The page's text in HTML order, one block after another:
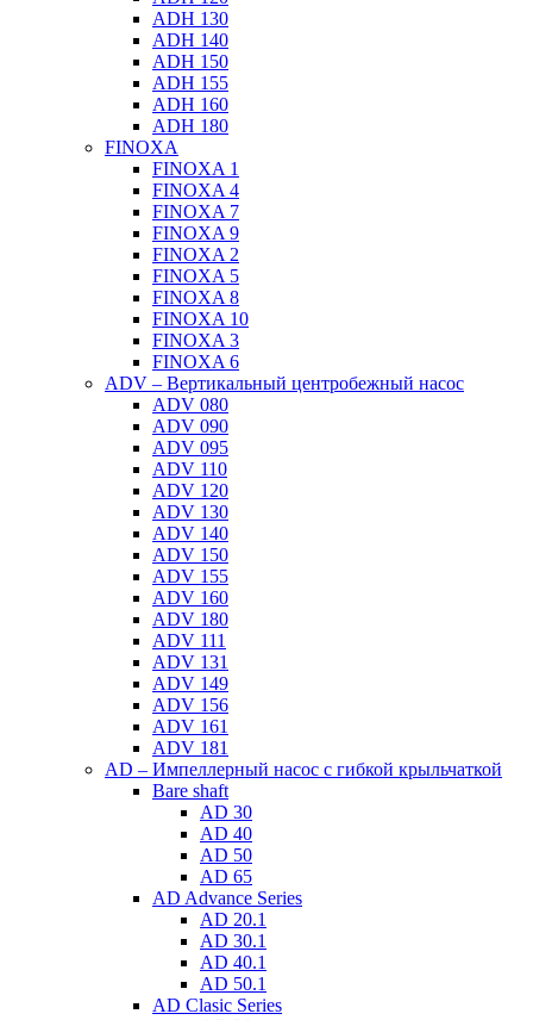
ADH 130
ADH 140
ADH 150
ADH 155
ADH 160
ADH 180
FINOXA
FINOXA 1
FINOXA 4
FINOXA 7
FINOXA 9
FINOXA 2
FINOXA 5
FINOXA 8
FINOXA 10
FINOXA 3
FINOXA 6
ADV – Вертикальный центробежный насос
ADV 080
ADV 090
ADV 095
ADV 110
ADV 120
ADV 130
ADV 140
ADV 150
ADV 155
ADV 160
ADV 180
ADV 111
ADV 131
ADV 149
ADV 156
ADV 161
ADV 181
AD – Импеллерный насос с гибкой крыльчаткой
Bare shaft
AD 30
AD 40
AD 50
AD 65
AD Advance Series
AD 20.1
AD 30.1
AD 40.1
AD 50.1
AD Clasic Series